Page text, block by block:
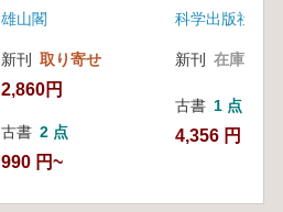
雄山閣
新刊 取り寄せ
2,860円
古書 2 点
990 円~
科学出版社
新刊 在庫なし
古書 1 点
4,356 円